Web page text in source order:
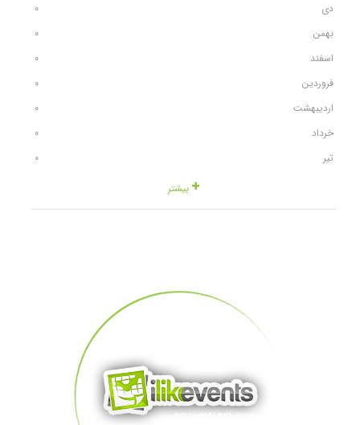
دی
٠
بهمن
٠
اسفند
٠
فروردین
٠
اردیبهشت
٠
خرداد
٠
تیر
٠
بیشتر